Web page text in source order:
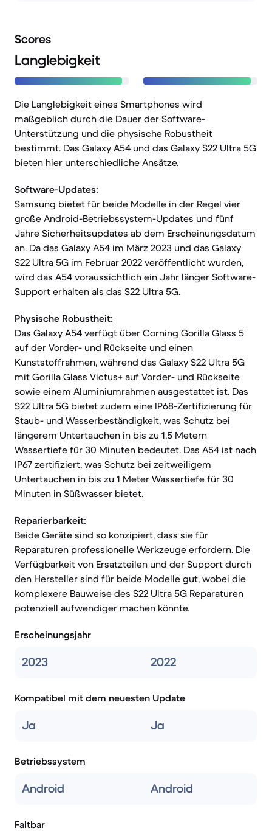
Scores
Langlebigkeit
Die Langlebigkeit eines Smartphones wird
maßgeblich durch die Dauer der Software-
Unterstützung und die physische Robustheit
bestimmt. Das Galaxy A54 und das Galaxy S22 Ultra 5G
bieten hier unterschiedliche Ansätze.
Software-Updates:
Samsung bietet für beide Modelle in der Regel vier
große Android-Betriebssystem-Updates und fünf
Jahre Sicherheitsupdates ab dem Erscheinungsdatum
an. Da das Galaxy A54 im März 2023 und das Galaxy
S22 Ultra 5G im Februar 2022 veröffentlicht wurden,
wird das A54 voraussichtlich ein Jahr länger Software-
Support erhalten als das S22 Ultra 5G.
Physische Robustheit:
Das Galaxy A54 verfügt über Corning Gorilla Glass 5
auf der Vorder- und Rückseite und einen
Kunststoffrahmen, während das Galaxy S22 Ultra 5G
mit Gorilla Glass Victus+ auf Vorder- und Rückseite
sowie einem Aluminiumrahmen ausgestattet ist. Das
S22 Ultra 5G bietet zudem eine IP68-Zertifizierung für
Staub- und Wasserbeständigkeit, was Schutz bei
längerem Untertauchen in bis zu 1,5 Metern
Wassertiefe für 30 Minuten bedeutet. Das A54 ist nach
IP67 zertifiziert, was Schutz bei zeitweiligem
Untertauchen in bis zu 1 Meter Wassertiefe für 30
Minuten in Süßwasser bietet.
Reparierbarkeit:
Beide Geräte sind so konzipiert, dass sie für
Reparaturen professionelle Werkzeuge erfordern. Die
Verfügbarkeit von Ersatzteilen und der Support durch
den Hersteller sind für beide Modelle gut, wobei die
komplexere Bauweise des S22 Ultra 5G Reparaturen
potenziell aufwendiger machen könnte.
Erscheinungsjahr
2023 2022
Kompatibel mit dem neuesten Update
Ja Ja
Betriebssystem
Android Android
Faltbar